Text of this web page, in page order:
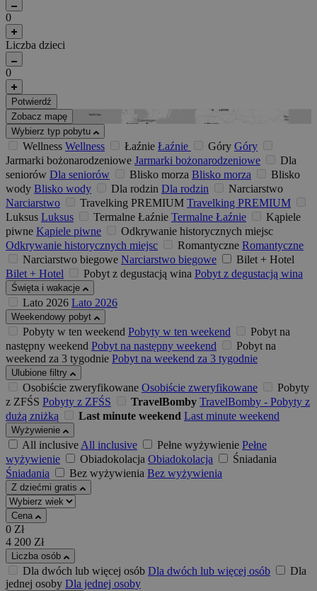
0
Liczba dzieci
0
Potwierdź
Zobacz mapę
Wybierz typ pobytu
Wellness Wellness Łaźnie Łaźnie Góry Góry
Jarmarki bożonarodzeniowe Jarmarki bożonarodzeniowe
Dla
seniorów Dla seniorów Blisko morza Blisko morza
Blisko
wody Blisko wody Dla rodzin Dla rodzin
Narciarstwo
Narciarstwo
Travelking PREMIUM Travelking PREMIUM
Luksus Luksus Termalne Łaźnie Termalne Łaźnie
Kąpiele
piwne Kąpiele piwne
Odkrywanie historycznych miejsc
Odkrywanie historycznych miejsc
Romantyczne Romantyczne
Narciarstwo biegowe Narciarstwo biegowe
Bilet + Hotel
Bilet + Hotel
Pobyt z degustacją wina Pobyt z degustacją wina
Święta i wakacje
Lato 2026 Lato 2026
Weekendowy pobyt
Pobyty w ten weekend Pobyty w ten weekend
Pobyt na
następny weekend Pobyt na następny weekend
Pobyt na
weekend za 3 tygodnie Pobyt na weekend za 3 tygodnie
Ulubione filtry
Osobiście zweryfikowane Osobiście zweryfikowane
Pobyty
z ZFŚS Pobyty z ZFŚS TravelBomby TravelBomby - Pobyty z
dużą zniżką
Last minute weekend Last minute weekend
Wyżywienie
All inclusiveAll inclusive Pełne wyżywienie Pełne
wyżywienie
Obiadokolacja Obiadokolacja
Śniadania
Śniadania
Bez wyżywienia Bez wyżywienia
Z dziećmi gratis
Cena
0 Zł
4 200 Zł
Liczba osób
Dla dwóch lub więcej osób Dla dwóch lub więcej osób
Dla
jednej osoby Dla jednej osoby